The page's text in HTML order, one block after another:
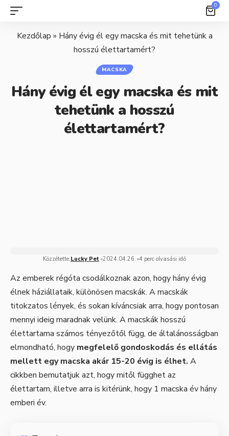
0
Kezdőlap » Hány évig él egy macska és mit tehetünk a
hosszú élettartamért?
MACSKA
Hány évig él egy macska és mit
tehetünk a hosszú
élettartamért?
Közzétette:Lucky Pet 2024.04.26. 4 perc olvasási idő
Az emberek régóta csodálkoznak azon, hogy hány évig
élnek háziállataik, különösen macskák. A macskák
titokzatos lények, és sokan kíváncsiak arra, hogy pontosan
mennyi ideig maradnak velünk. A macskák hosszú
élettartama számos tényezőtől függ, de általánosságban
elmondható, hogy megfelelő gondoskodás és ellátás
mellett egy macska akár 15-20 évig is élhet. A
cikkben bemutatjuk azt, hogy mitől függhet az
élettartam, illetve arra is kitérünk, hogy 1 macska év hány
emberi év.